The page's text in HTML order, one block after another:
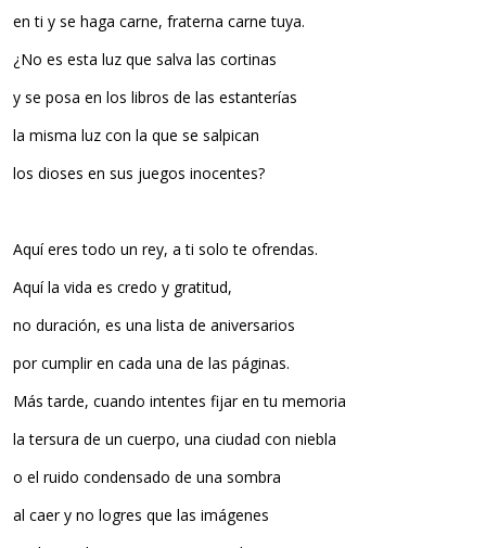
en ti y se haga carne, fraterna carne tuya.
¿No es esta luz que salva las cortinas
y se posa en los libros de las estanterías
la misma luz con la que se salpican
los dioses en sus juegos inocentes?
Aquí eres todo un rey, a ti solo te ofrendas.
Aquí la vida es credo y gratitud,
no duración, es una lista de aniversarios
por cumplir en cada una de las páginas.
Más tarde, cuando intentes fijar en tu memoria
la tersura de un cuerpo, una ciudad con niebla
o el ruido condensado de una sombra
al caer y no logres que las imágenes